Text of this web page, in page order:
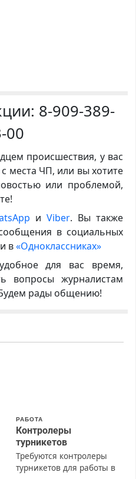
8-909-389-
00
происшествия, у вас
места ЧП, или вы хотите
или проблемой,
иViber. Вы также
в социальных
в«Одноклассниках»
для вас время,
вопросы журналистам
Будем рады общению!
РАБОТА
Контролеры
турникетов
Требуются контролеры
турникетов для работы в